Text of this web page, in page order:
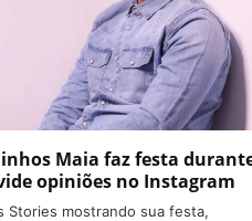
opiniões no Instagram
Stories mostrando sua festa,